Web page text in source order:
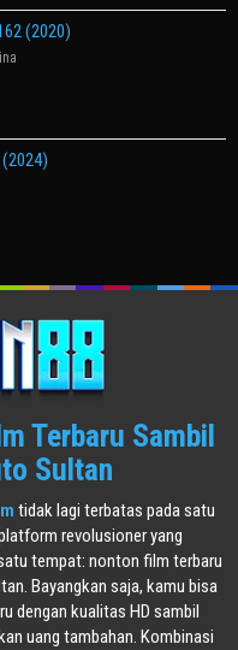
(2020)
Terbaru Sambil
Sultan
tidak lagi terbatas pada satu
revolusioner yang
tempat: nonton film terbaru
Bayangkan saja, kamu bisa
dengan kualitas HD sambil
uang tambahan. Kombinasi